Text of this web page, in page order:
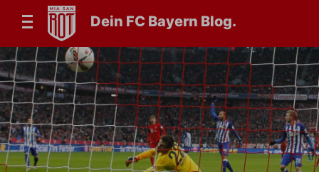
Dein FC Bayern Blog.